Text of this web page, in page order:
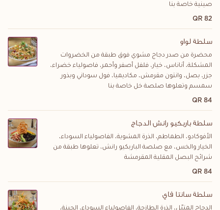
صينية خاصة بنا
82 QR
سلطة لواو
محضرة من صدر دجاج مشوي فوق طبقة من الخضروات
المشكلة، أناناس، خيار، فلفل أصفر وأحمر، فاصولياء خضراء،
جزر، بصل، وانتون مقرمش، مكاديميا، فول سوداني وبذور
سمسم وتعلوها صلصة خل خاصة بنا
84 QR
سلطة باربكيو رانش الدجاج
الأفوكادو، الطماطم، الذرة المشوية، الفاصولياء السوداء،
الخيار والخس، مع صلصة الباربكيو رانش، تعلوها طبقة من
شرائح البصل المقلية المقرمشة
84 QR
سلطة سانتا فاي
الدجاج المتبّل، الذرة الطازجة، الفاصولياء السوداء، الجبنة،